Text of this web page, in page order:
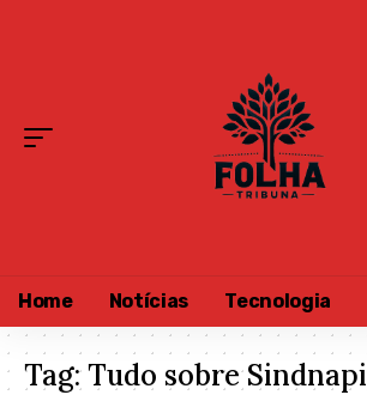
Home Notícias Tecnologia
Tag:Tudo sobre Sindnapi